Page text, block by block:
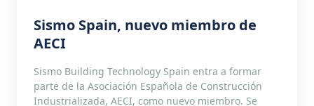
Sismo Spain, nuevo miembro de
AECI
Sismo Building Technology Spain entra a formar
parte de la Asociación Española de Construcción
Industrializada, AECI, como nuevo miembro. Se